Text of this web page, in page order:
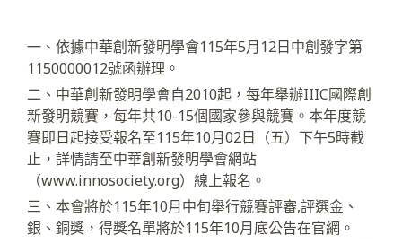
一、依據中華創新發明學會115年5月12日中創發字第
1150000012號函辦理。
二、中華創新發明學會自2010起，每年舉辦IIIC國際創
新發明競賽，每年共10-15個國家參與競賽。本年度競
賽即日起接受報名至115年10月02日（五）下午5時截
止，詳情請至中華創新發明學會網站
（www.innosociety.org）線上報名。
三、本會將於115年10月中旬舉行競賽評審,評選金、
銀、銅獎，得獎名單將於115年10月底公告在官網。